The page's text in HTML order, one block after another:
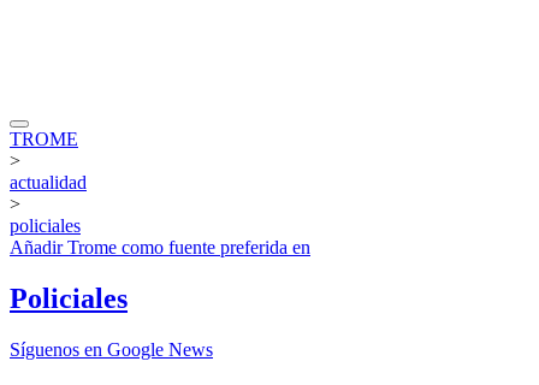
TROME
>
actualidad
>
policiales
AñadirTrome como fuente preferida en
Policiales
Síguenos en Google News